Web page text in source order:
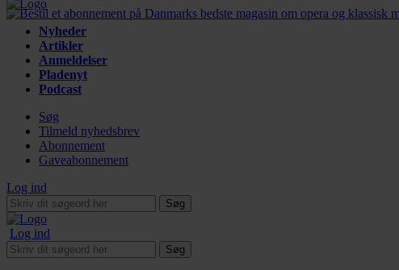
Nyheder
Artikler
Anmeldelser
Pladenyt
Podcast
Søg
Tilmeld nyhedsbrev
Abonnement
Gaveabonnement
Log ind
Søg
Log ind
Søg